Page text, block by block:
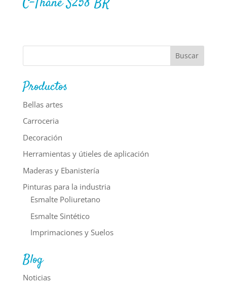
Productos
Bellas artes
Carroceria
Decoración
Herramientas y útieles de aplicación
Maderas y Ebanistería
Pinturas para la industria
Esmalte Poliuretano
Esmalte Sintético
Imprimaciones y Suelos
Blog
Noticias